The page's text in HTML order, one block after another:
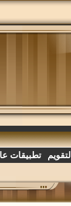
التقويم تطبيقات